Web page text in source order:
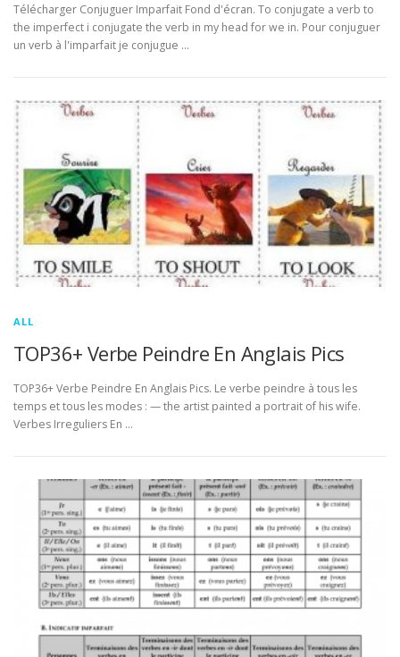
Télécharger Conjuguer Imparfait Fond d'écran. To conjugate a verb to
the imperfect i conjugate the verb in my head for we in. Pour conjuguer
un verb à l'imparfait je conjugue …
ALL
TOP36+ Verbe Peindre En Anglais Pics
TOP36+ Verbe Peindre En Anglais Pics. Le verbe peindre à tous les
temps et tous les modes : — the artist painted a portrait of his wife.
Verbes Irreguliers En …